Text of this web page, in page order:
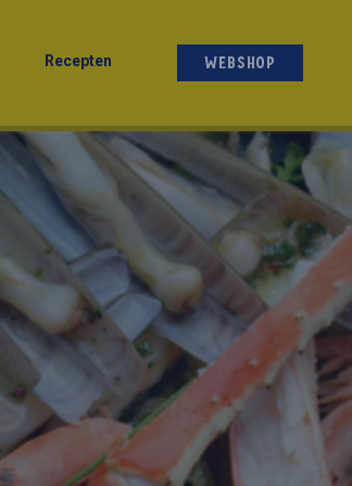
Recepten WEBSHOP